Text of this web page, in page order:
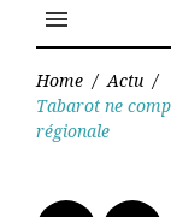
menu
Home / Actu /
Tabarot ne
régionale